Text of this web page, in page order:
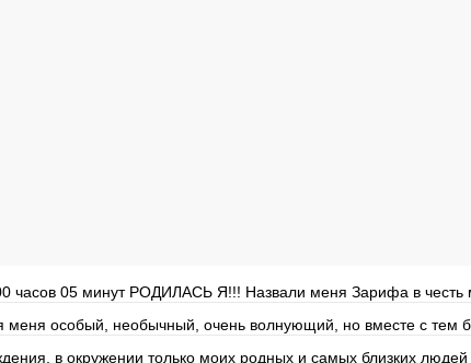
часов 05 минут РОДИЛАСЬ Я!!! Назвали меня Зарифа в честь
меня особый, необычный, очень волнующий, но вместе с тем
в окружении только моих родных и самых близких людей